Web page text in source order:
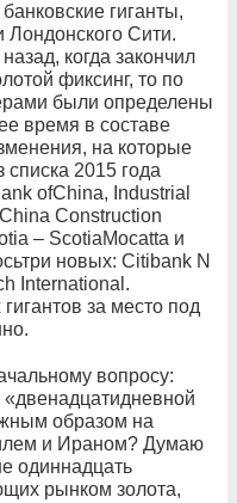
гиганты,
Лондонского Сити.
когда закончил
фиксинг, то по
были определены
время в составе
на которые
2015 года
ofChina, Industrial
Construction
– ScotiaMocatta и
новых: Citibank N
International.
за место под
вопросу:
образом на
и Ираном? Думаю
одиннадцать
рынком золота,